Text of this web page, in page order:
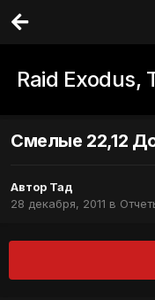
Raid Exodus,
Смелые 22,12
Автор Тад
28 декабря, 2011 в